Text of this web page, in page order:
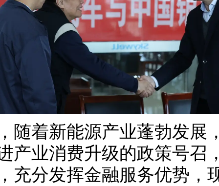
随着新能源产业蓬勃发展
产业消费升级的政策号召
充分发挥金融服务优势，